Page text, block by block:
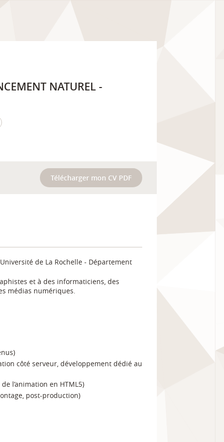
NATUREL -
Télécharger mon CV PDF
Université de La Rochelle - Département
et à des informaticiens, des
médias numériques.
côté serveur, développement dédié au
l’animation en HTML5)
post-production)